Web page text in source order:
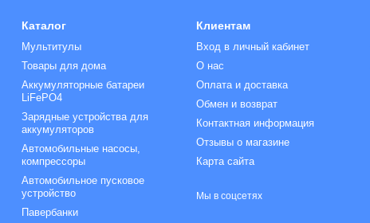
Каталог
Мультитулы
Товары для дома
Аккумуляторные батареи
LiFePO4
Зарядные устройства для
аккумуляторов
Автомобильные насосы,
компрессоры
Автомобильное пусковое
устройство
Павербанки
Клиентам
Вход в личный кабинет
О нас
Оплата и доставка
Обмен и возврат
Контактная информация
Отзывы о магазине
Карта сайта
Мы в соцсетях